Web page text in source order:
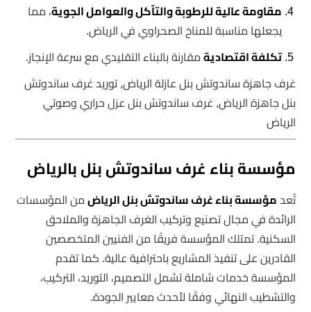
مقاومة عالية للرطوبة والتآكل والعوامل الجوية، مما
يجعلها مناسبة للمناخ الصحراوي في الرياض.
تكلفة اقتصاديةمقارنة بالبناء التقليدي مع سرعة الإنجاز.
غرف جاهزة ساندوتش بنل عازلة الرياض, توريد غرف ساندوتش
بنل جاهزة الرياض, غرف ساندوتش بنل عزل حراري وصوتي
الرياض
مؤسسة بناء غرف ساندوتش بنل بالرياض
تُعدمؤسسة بناء غرف ساندوتش بنل الرياضمن المؤسسات
الرائدة في مجال تصنيع وتركيب الغرف الجاهزة والملاحق
السكنية. تمتلك المؤسسة فريقًا من الفنيين المتخصصين
القادرين على تنفيذ المشاريع باحترافية عالية. كما تقدم
المؤسسة خدمات شاملة تشمل التصميم، التوريد، التركيب،
والتشطيب النهائي وفقًا لأحدث معايير الجودة.